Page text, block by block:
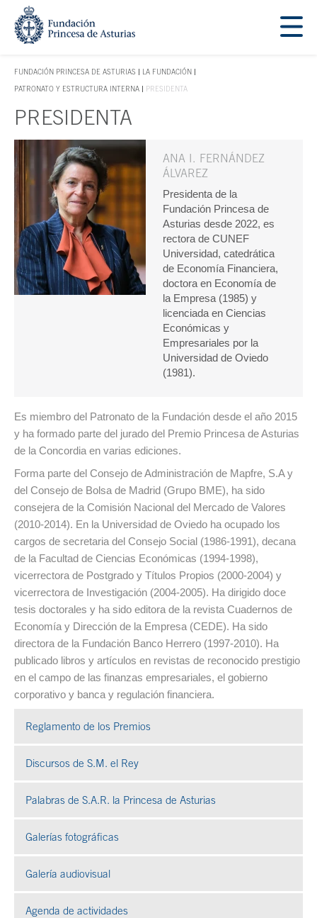
Saltar navegación. Ir directamente al contenido principal
FUNDACIÓN PRINCESA DE ASTURIAS
TECLA DE ACCESO 1
LA FUNDACIÓN
PATRONATO Y ESTRUCTURA INTERNA
PRESIDENTA
PRESIDENTA
Contenido principal
ANA I. FERNÁNDEZ
ÁLVAREZ
Presidenta de la
Fundación Princesa de
Asturias desde 2022, es
rectora de CUNEF
Universidad, catedrática
de Economía Financiera,
doctora en Economía de
la Empresa (1985) y
licenciada en Ciencias
Económicas y
Empresariales por la
Universidad de Oviedo
(1981).
Es miembro del Patronato de la Fundación desde el año 2015
y ha formado parte del jurado del Premio Princesa de Asturias
de la Concordia en varias ediciones.
Forma parte del Consejo de Administración de Mapfre, S.A y
del Consejo de Bolsa de Madrid (Grupo BME), ha sido
consejera de la Comisión Nacional del Mercado de Valores
(2010-2014). En la Universidad de Oviedo ha ocupado los
cargos de secretaria del Consejo Social (1986-1991), decana
de la Facultad de Ciencias Económicas (1994-1998),
vicerrectora de Postgrado y Títulos Propios (2000-2004) y
vicerrectora de Investigación (2004-2005). Ha dirigido doce
tesis doctorales y ha sido editora de la revista Cuadernos de
Economía y Dirección de la Empresa (CEDE). Ha sido
directora de la Fundación Banco Herrero (1997-2010). Ha
publicado libros y artículos en revistas de reconocido prestigio
en el campo de las finanzas empresariales, el gobierno
corporativo y banca y regulación financiera.
Reglamento de los Premios
Discursos de S.M. el Rey
Palabras de S.A.R. la Princesa de Asturias
Galerías fotográficas
Galería audiovisual
Agenda de actividades